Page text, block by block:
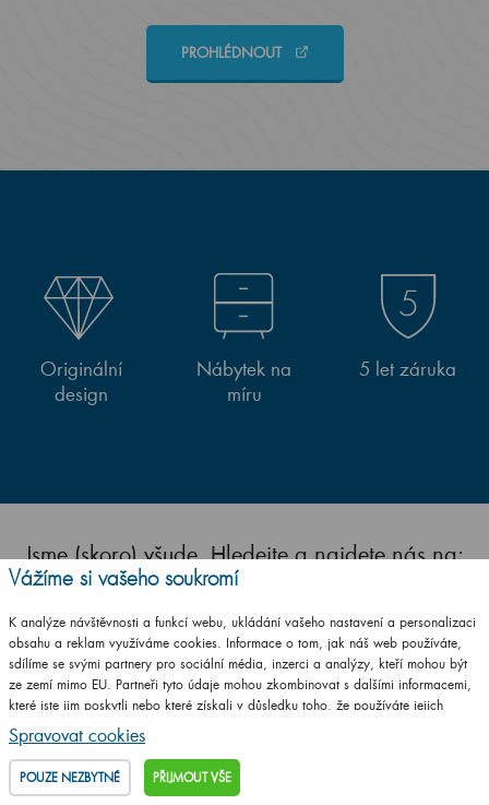
PROHLÉDNOUT
Originální
design
Nábytek na
míru
5 let záruka
Jsme (skoro) všude. Hledejte a najdete nás na:
Vážíme si vašeho soukromí
K analýze návštěvnosti a funkcí webu, ukládání vašeho nastavení a personalizaci
obsahu a reklam využíváme cookies. Informace o tom, jak náš web používáte,
sdílíme se svými partnery pro sociální média, inzerci a analýzy, kteří mohou být
ze zemí mimo EU. Partneři tyto údaje mohou zkombinovat s dalšími informacemi,
které jste jim poskytli nebo které získali v důsledku toho, že používáte jejich
služby.
Podrobné informace
Spravovat cookies
POUZE NEZBYTNÉ PŘIJMOUT VŠE